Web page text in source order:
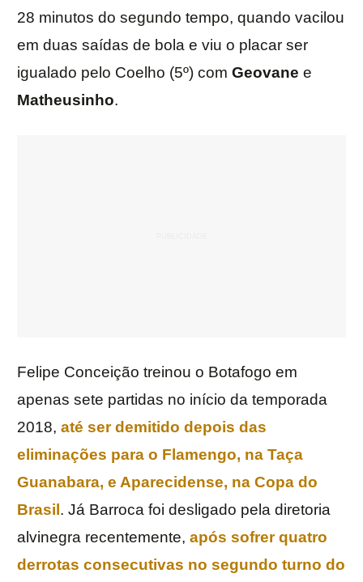
28 minutos do segundo tempo, quando vacilou
em duas saídas de bola e viu o placar ser
igualado pelo Coelho (5º) com Geovane e
Matheusinho.
Felipe Conceição treinou o Botafogo em
apenas sete partidas no início da temporada
2018, até ser demitido depois das
eliminações para o Flamengo, na Taça
Guanabara, e Aparecidense, na Copa do
Brasil . Já Barroca foi desligado pela diretoria
alvinegra recentemente, após sofrer quatro
derrotas consecutivas no segundo turno do